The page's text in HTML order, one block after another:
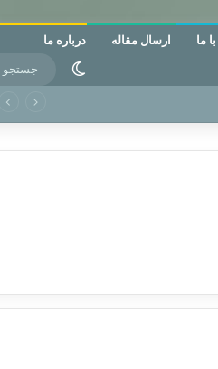
ما ارسال مقاله درباره ما
تغییر پوسته